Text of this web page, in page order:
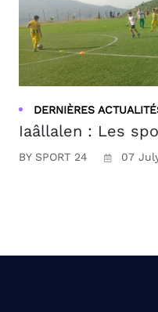
DERNIÈRES
Iaâllalen : Les
BY SPORT 24 07